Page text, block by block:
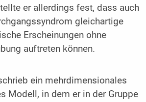
er allerdings fest, dass auch
gleichartige
Erscheinungen ohne
auftreten können.
ein mehrdimensionales
Modell, in dem er in der Gruppe